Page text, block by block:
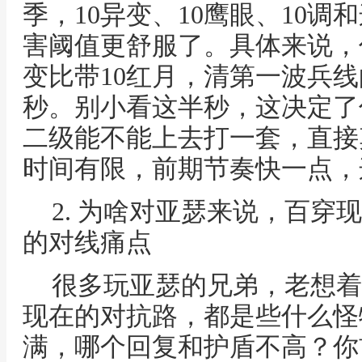
季，10异变、10鹰眼、10调
害阈值更舒服了。具体来说
变比带10红月，清第一波兵
秒。别小看这半秒，这决定
二级能不能上去打一套，直
时间有限，前期节奏快一点
2. 为啥对亚瑟来说，百穿
的对线痛点
很多玩亚瑟的兄弟，老想
现在的对抗路，都是些什么
满，哪个回复和护盾不高？